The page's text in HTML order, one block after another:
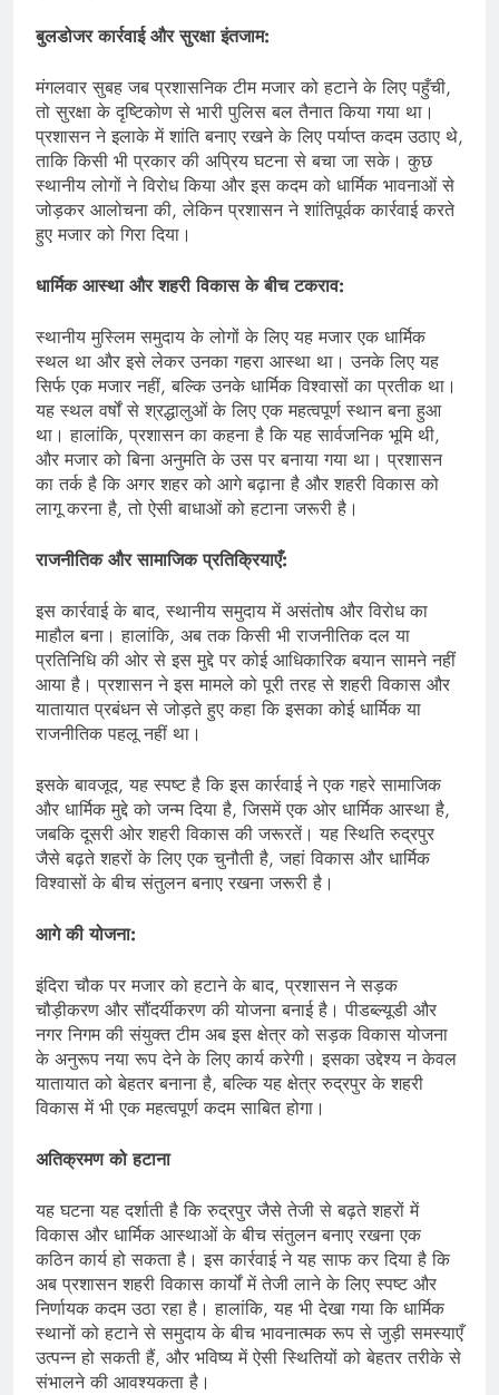
बुलडोजर कार्रवाई और सुरक्षा इंतजाम:
मंगलवार सुबह जब प्रशासनिक टीम मजार को हटाने के लिए पहुँची,
तो सुरक्षा के दृष्टिकोण से भारी पुलिस बल तैनात किया गया था।
प्रशासन ने इलाके में शांति बनाए रखने के लिए पर्याप्त कदम उठाए थे,
ताकि किसी भी प्रकार की अप्रिय घटना से बचा जा सके। कुछ
स्थानीय लोगों ने विरोध किया और इस कदम को धार्मिक भावनाओं से
जोड़कर आलोचना की, लेकिन प्रशासन ने शांतिपूर्वक कार्रवाई करते
हुए मजार को गिरा दिया।
धार्मिक आस्था और शहरी विकास के बीच टकराव:
स्थानीय मुस्लिम समुदाय के लोगों के लिए यह मजार एक धार्मिक
स्थल था और इसे लेकर उनका गहरा आस्था था। उनके लिए यह
सिर्फ एक मजार नहीं, बल्कि उनके धार्मिक विश्वासों का प्रतीक था।
यह स्थल वर्षों से श्रद्धालुओं के लिए एक महत्वपूर्ण स्थान बना हुआ
था। हालांकि, प्रशासन का कहना है कि यह सार्वजनिक भूमि थी,
और मजार को बिना अनुमति के उस पर बनाया गया था। प्रशासन
का तर्क है कि अगर शहर को आगे बढ़ाना है और शहरी विकास को
लागू करना है, तो ऐसी बाधाओं को हटाना जरूरी है।
राजनीतिक और सामाजिक प्रतिक्रियाएँ:
इस कार्रवाई के बाद, स्थानीय समुदाय में असंतोष और विरोध का
माहौल बना। हालांकि, अब तक किसी भी राजनीतिक दल या
प्रतिनिधि की ओर से इस मुद्दे पर कोई आधिकारिक बयान सामने नहीं
आया है। प्रशासन ने इस मामले को पूरी तरह से शहरी विकास और
यातायात प्रबंधन से जोड़ते हुए कहा कि इसका कोई धार्मिक या
राजनीतिक पहलू नहीं था।
इसके बावजूद, यह स्पष्ट है कि इस कार्रवाई ने एक गहरे सामाजिक
और धार्मिक मुद्दे को जन्म दिया है, जिसमें एक ओर धार्मिक आस्था है,
जबकि दूसरी ओर शहरी विकास की जरूरतें। यह स्थिति रुद्रपुर
जैसे बढ़ते शहरों के लिए एक चुनौती है, जहां विकास और धार्मिक
विश्वासों के बीच संतुलन बनाए रखना जरूरी है।
आगे की योजना:
इंदिरा चौक पर मजार को हटाने के बाद, प्रशासन ने सड़क
चौड़ीकरण और सौंदर्यीकरण की योजना बनाई है। पीडब्ल्यूडी और
नगर निगम की संयुक्त टीम अब इस क्षेत्र को सड़क विकास योजना
के अनुरूप नया रूप देने के लिए कार्य करेगी। इसका उद्देश्य न केवल
यातायात को बेहतर बनाना है, बल्कि यह क्षेत्र रुद्रपुर के शहरी
विकास में भी एक महत्वपूर्ण कदम साबित होगा।
अतिक्रमण को हटाना
यह घटना यह दर्शाती है कि रुद्रपुर जैसे तेजी से बढ़ते शहरों में
विकास और धार्मिक आस्थाओं के बीच संतुलन बनाए रखना एक
कठिन कार्य हो सकता है। इस कार्रवाई ने यह साफ कर दिया है कि
अब प्रशासन शहरी विकास कार्यों में तेजी लाने के लिए स्पष्ट और
निर्णायक कदम उठा रहा है। हालांकि, यह भी देखा गया कि धार्मिक
स्थानों को हटाने से समुदाय के बीच भावनात्मक रूप से जुड़ी समस्याएँ
उत्पन्न हो सकती हैं, और भविष्य में ऐसी स्थितियों को बेहतर तरीके से
संभालने की आवश्यकता है।